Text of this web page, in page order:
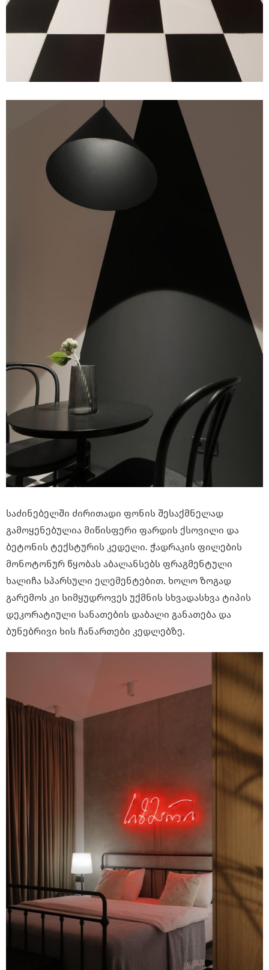
საძინებელში ძირითადი ფონის შესაქმნელად
გამოყენებულია მიწისფერი ფარდის ქსოვილი და
ბეტონის ტექსტურის კედელი. ჭადრაკის ფილების
მონოტონურ წყობას აბალანსებს ფრაგმენტული
ხალიჩა სპარსული ელემენტებით. ხოლო ზოგად
გარემოს კი სიმყუდროვეს უქმნის სხვადასხვა ტიპის
დეკორატიული სანათების დაბალი განათება და
ბუნებრივი ხის ჩანართები კედლებზე.